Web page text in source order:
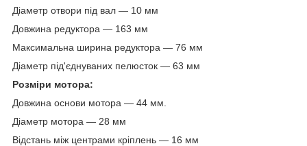
Діаметр отвори під вал — 10 мм
Довжина редуктора — 163 мм
Максимальна ширина редуктора — 76 мм
Діаметр під'єднуваних пелюсток — 63 мм
Розміри мотора:
Довжина основи мотора — 44 мм.
Діаметр мотора — 28 мм
Відстань між центрами кріплень — 16 мм